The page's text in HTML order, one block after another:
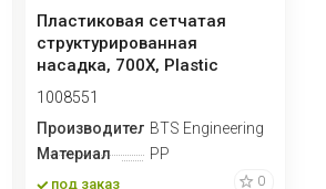
Пластиковая сетчатая
структурированная
насадка, 700X, Plastic
Knitting Guaze ...
1008551
ПроизводительBTS Engineering
Материал
PP
под заказ 0